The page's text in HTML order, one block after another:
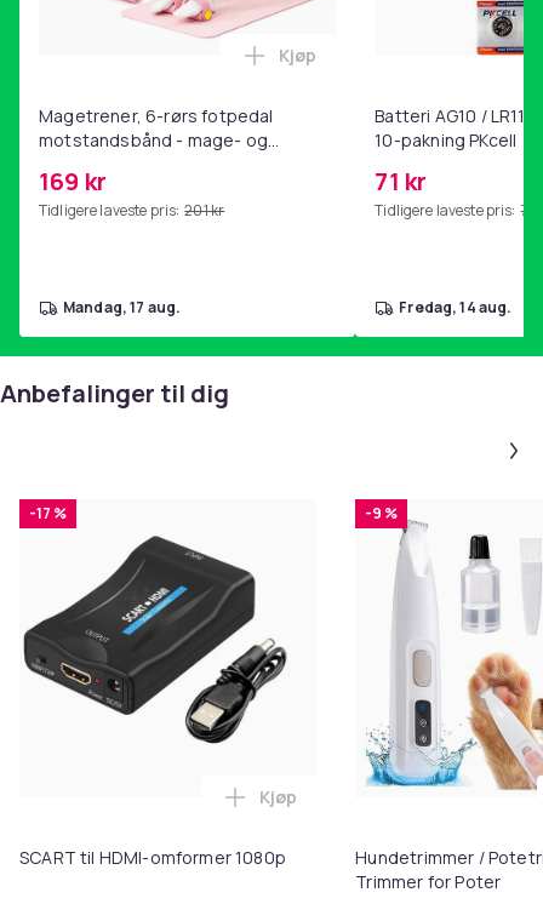
Magetrener, 6-rørs fotpedal
motstandsbånd - mage- og
hjemmegymnastikk Pink
169 kr
Tidligere laveste pris: 201 kr
Legg Magetrener, 6-rørs
Kjøp
mandag, 17 aug.
Batteri AG10 /
10-pakning PKcell
71 kr
Tidligere laveste pris: 76
fredag, 14 aug.
Anbefalinger til dig
-17 %
SCART til HDMI-omformer 1080p
Legg SCART til HDMI-omformer
Kjøp
-9 %
Hundetrimmer /
Trimmer for Poter